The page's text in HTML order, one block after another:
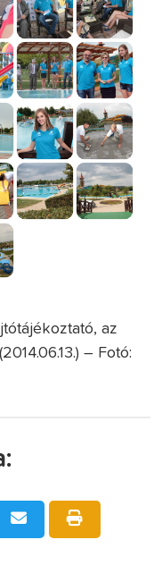
az
– Fotó: